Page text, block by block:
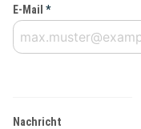
E-Mail *
Nachricht